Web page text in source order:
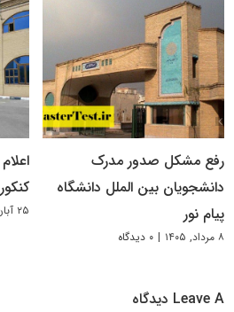
رفع مشکل صدور مدرک
دانشجویان بین الملل دانشگاه
پیام نور
۸ مرداد, ۱۴۰۵ | ۰ دیدگاه
۲۵ آبان, ۱۴۰۴
Leave A دیدگاه